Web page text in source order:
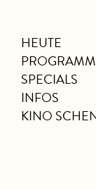
HEUTE
PROGRAMM
SPECIALS
INFOS
KINO